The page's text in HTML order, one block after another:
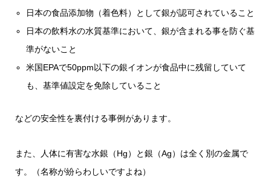
日本の食品添加物（着色料）として銀が認可されていること
日本の飲料水の水質基準において、銀が含まれる事を防ぐ基
準がないこと
米国EPAで50ppm以下の銀イオンが食品中に残留していて
も、基準値設定を免除していること
などの安全性を裏付ける事例があります。
また、人体に有害な水銀（Hg）と銀（Ag）は全く別の金属で
す。（名称が紛らわしいですよね）